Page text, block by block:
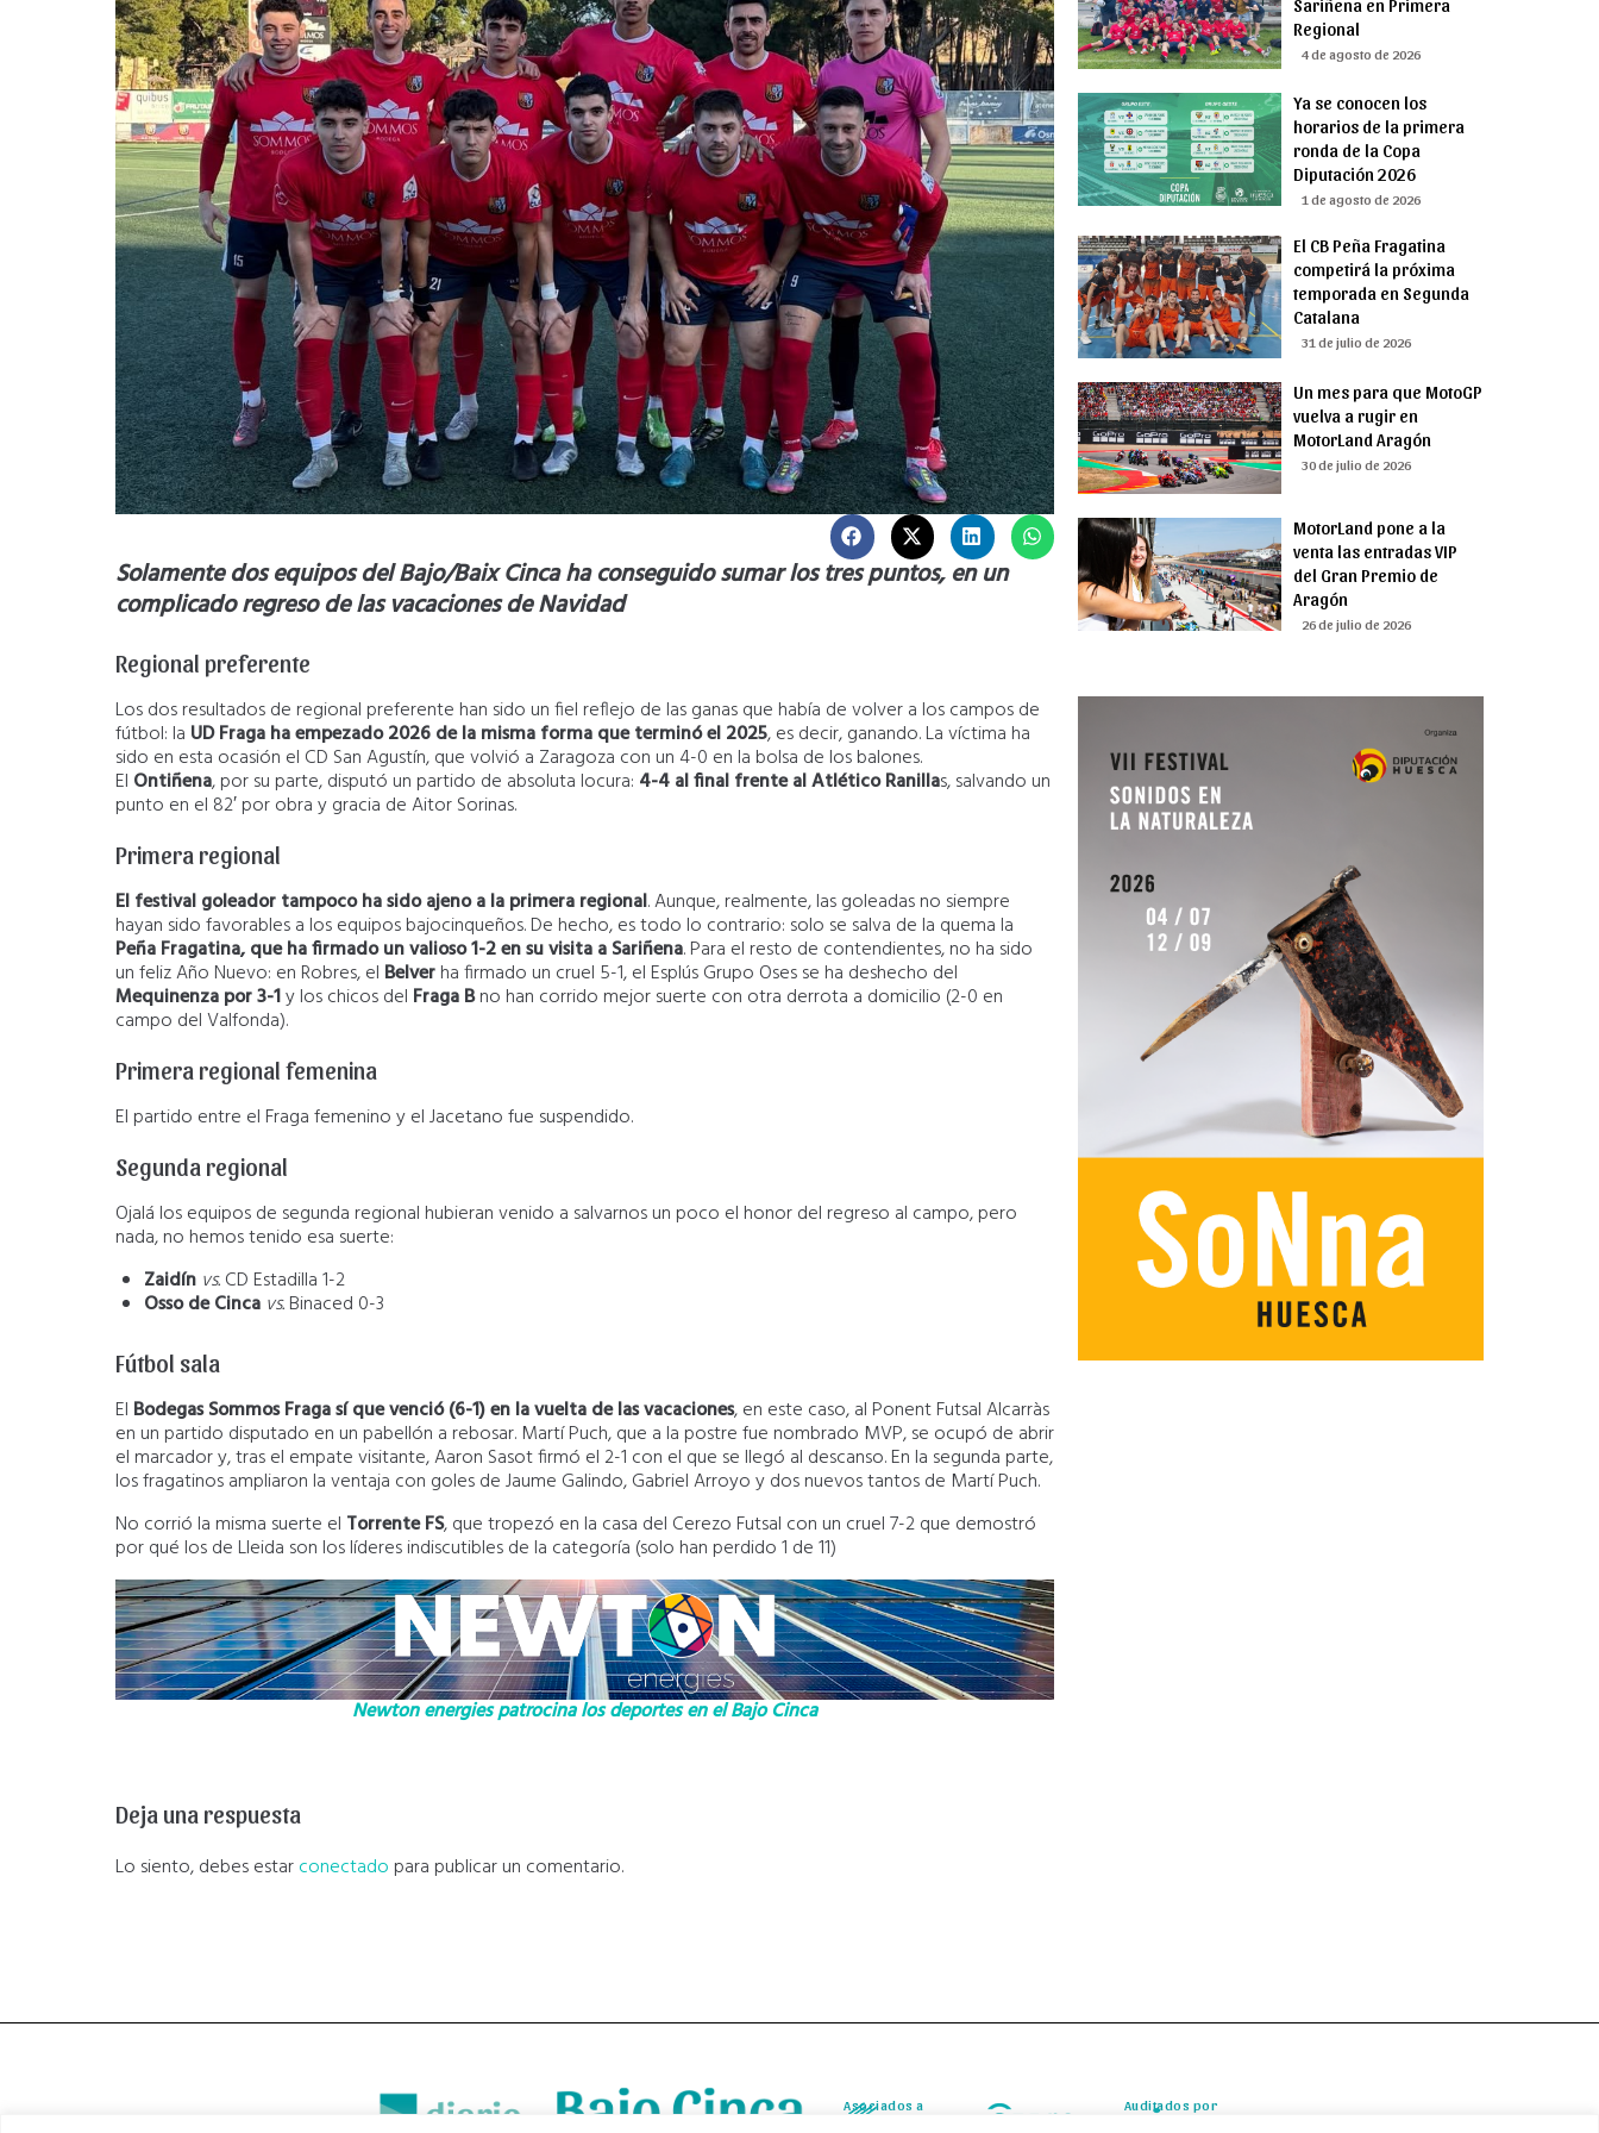
Solamente dos equipos del Bajo/Baix Cinca ha conseguido sumar los tres puntos, en un
complicado regreso de las vacaciones de Navidad
Regional preferente
Los dos resultados de regional preferente han sido un fiel reflejo de las ganas que había de volver a los campos de
fútbol: la UD Fraga ha empezado 2026 de la misma forma que terminó el 2025, es decir, ganando. La víctima ha
sido en esta ocasión el CD San Agustín, que volvió a Zaragoza con un 4-0 en la bolsa de los balones.
El Ontiñena, por su parte, disputó un partido de absoluta locura: 4-4 al final frente al Atlético Ranillas, salvando un
punto en el 82′ por obra y gracia de Aitor Sorinas.
Primera regional
El festival goleador tampoco ha sido ajeno a la primera regional. Aunque, realmente, las goleadas no siempre
hayan sido favorables a los equipos bajocinqueños. De hecho, es todo lo contrario: solo se salva de la quema la
Peña Fragatina, que ha firmado un valioso 1-2 en su visita a Sariñena. Para el resto de contendientes, no ha sido
un feliz Año Nuevo: en Robres, el Belverha firmado un cruel 5-1, el Esplús Grupo Oses se ha deshecho del
Mequinenza por 3-1y los chicos del Fraga Bno han corrido mejor suerte con otra derrota a domicilio (2-0 en
campo del Valfonda).
Primera regional femenina
El partido entre el Fraga femenino y el Jacetano fue suspendido.
Segunda regional
Ojalá los equipos de segunda regional hubieran venido a salvarnos un poco el honor del regreso al campo, pero
nada, no hemos tenido esa suerte:
Zaidín vs.CD Estadilla 1-2
Osso de Cinca vs.Binaced 0-3
Fútbol sala
El Bodegas Sommos Fraga sí que venció (6-1) en la vuelta de las vacaciones, en este caso, al Ponent Futsal Alcarràs
en un partido disputado en un pabellón a rebosar. Martí Puch, que a la postre fue nombrado MVP, se ocupó de abrir
el marcador y, tras el empate visitante, Aaron Sasot firmó el 2-1 con el que se llegó al descanso. En la segunda parte,
los fragatinos ampliaron la ventaja con goles de Jaume Galindo, Gabriel Arroyo y dos nuevos tantos de Martí Puch.
No corrió la misma suerte el Torrente FS, que tropezó en la casa del Cerezo Futsal con un cruel 7-2 que demostró
por qué los de Lleida son los líderes indiscutibles de la categoría (solo han perdido 1 de 11)
Newton energies patrocina los deportes en el Bajo Cinca
Deja una respuesta
Lo siento, debes estarconectado para publicar un comentario.
Sariñena en Primera
Regional
4 de agosto de 2026
Ya se conocen los
horarios de la primera
ronda de la Copa
Diputación 2026
1 de agosto de 2026
El CB Peña Fragatina
competirá la próxima
temporada en Segunda
Catalana
31 de julio de 2026
Un mes para que MotoGP
vuelva a rugir en
MotorLand Aragón
30 de julio de 2026
MotorLand pone a la
venta las entradas VIP
del Gran Premio de
Aragón
26 de julio de 2026
Asociados a Asociados a Auditados por